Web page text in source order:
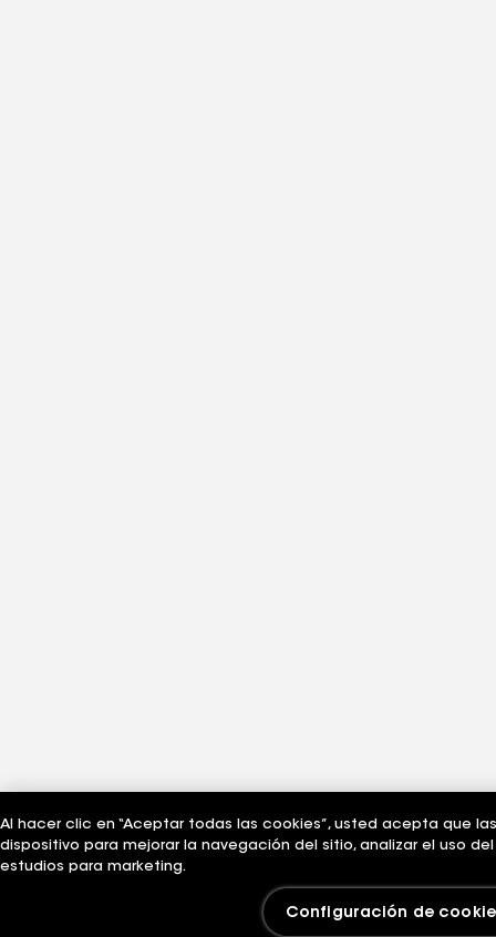
Al hacer clic en “Aceptar todas las cookies”, usted acepta que
dispositivo para mejorar la navegación del sitio, analizar el uso
estudios para marketing.
Configuración de